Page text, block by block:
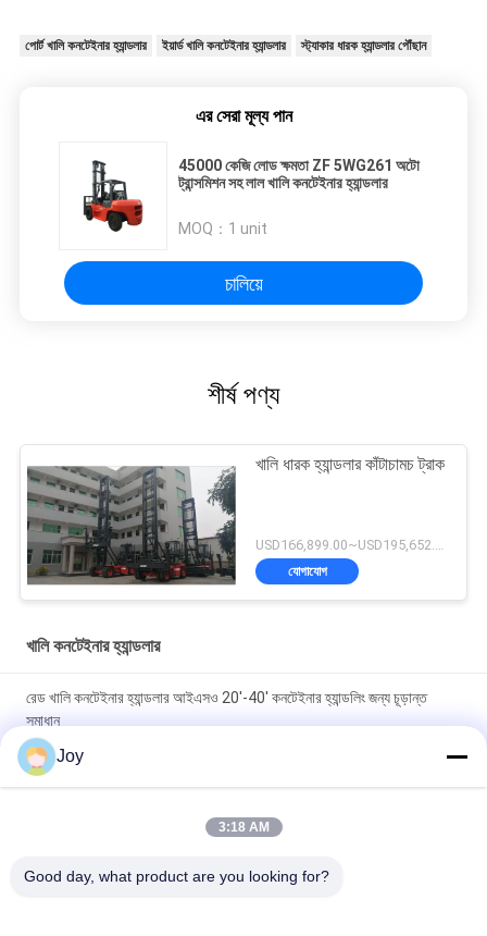
পোর্ট খালি কনটেইনার হ্যান্ডলার ইয়ার্ড খালি কনটেইনার হ্যান্ডলার স্ট্যাকার ধারক হ্যান্ডলার পৌঁছান
এর সেরা মূল্য পান
45000 কেজি লোড ক্ষমতা ZF 5WG261 অটো
ট্রান্সমিশন সহ লাল খালি কনটেইনার হ্যান্ডলার
MOQ： 1 unit
চালিয়ে
শীর্ষ পণ্য
খালি ধারক হ্যান্ডলার কাঁটাচামচ ট্রাক
USD166,899.00~USD195,652.00 / unit MOQ:1 একক
যোগাযোগ
খালি কনটেইনার হ্যান্ডলার
রেড খালি কনটেইনার হ্যান্ডলার আইএসও 20'-40' কনটেইনার হ্যান্ডলিং জন্য চূড়ান্ত
সমাধান
Kessler D102PL341 ড্রাইভ অক্ষ খালি কনটেইনার হ্যান্ডলার আনলোডিং জন্য
71400 কেজি সেবা ওজন
Joy
3:18 AM
Good day, what product are you looking for?